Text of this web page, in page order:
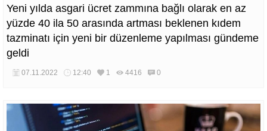
Yeni yılda asgari ücret zammına bağlı olarak en az
yüzde 40 ila 50 arasında artması beklenen kıdem
tazminatı için yeni bir düzenleme yapılması gündeme
geldi
07.11.2022 12:40 1 4416 0